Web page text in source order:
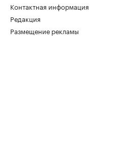
Контактная информация
Редакция
Размещение рекламы